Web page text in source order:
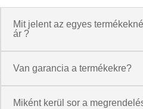
Mit jelent az egyes
ár ?
Van garancia a termékekre?
Miként kerül sor a